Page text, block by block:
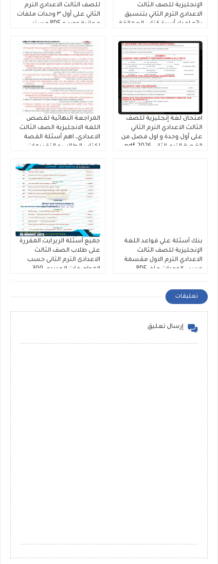
الإنجليزية للصف الثالث
الاعدادي الترم الثاني بتنسيق
رائع إعداد أسرة كتاب العمالقة
للصف الثالث الاعدادي الترم
الثاني على أول ٣ وحدات ملفات
مجانية وورد و PDF مستر
امتحان لغة إنجليزية للصف
الثالث الاعدادي الترم الثاني
على أول وحدة و اول فصل من
القصة الترم الثاني 2026.pdf
المراجعة النهائية لقصص
اللغة الانجليزية الصف الثالث
الاعدادي، اهم أسئلة القصة
لكتاب الطالب و التقييمات
كتاب فايف ستارز
بنك أسئلة علي قواعد اللغة
الإنجليزية للصف الثالث
الاعدادي الترم الاول مقسمة
حسب الوحدات ملفPDF
جميع أسئلة الريرايت المقررة
على طلاب الصف الثالث
الاعدادى الترم الثانى حسب
المواصفات الجديده، 300
تعليقات
إرسال تعليق